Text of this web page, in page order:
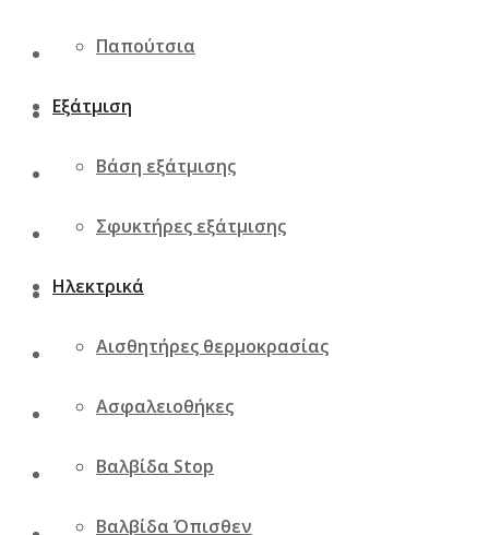
Παπούτσια
Εξάτμιση
Βάση εξάτμισης
Σφυκτήρες εξάτμισης
Ηλεκτρικά
Αισθητήρες θερμοκρασίας
Ασφαλειοθήκες
Βαλβίδα Stop
Βαλβίδα Όπισθεν